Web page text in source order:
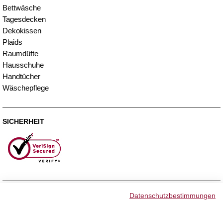
Bettwäsche
Tagesdecken
Dekokissen
Plaids
Raumdüfte
Hausschuhe
Handtücher
Wäschepflege
SICHERHEIT
Datenschutzbestimmungen